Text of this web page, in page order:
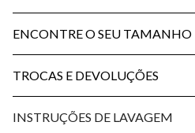
ENCONTRE O SEU TAMANHO
TROCAS E DEVOLUÇÕES
INSTRUÇÕES DE LAVAGEM